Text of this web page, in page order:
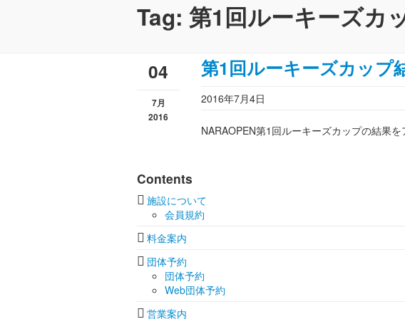
Tag: 第1回ルーキーズカ
04
7月
2016
第1回ルーキーズカップ
2016年7月4日
NARAOPEN第1回ルーキーズカップの結果
Contents
施設について
会員規約
料金案内
団体予約
団体予約
Web団体予約
営業案内